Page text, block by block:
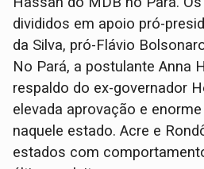
divididos em apoio pró-
da Silva, pró-Flávio
No Pará, a postulante Anna
respaldo do ex-governador
elevada aprovação e
naquele estado. Acre e
estados com